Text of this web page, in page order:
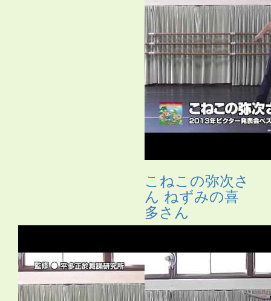
こねこの弥次さ
ん ねずみの喜
多さん